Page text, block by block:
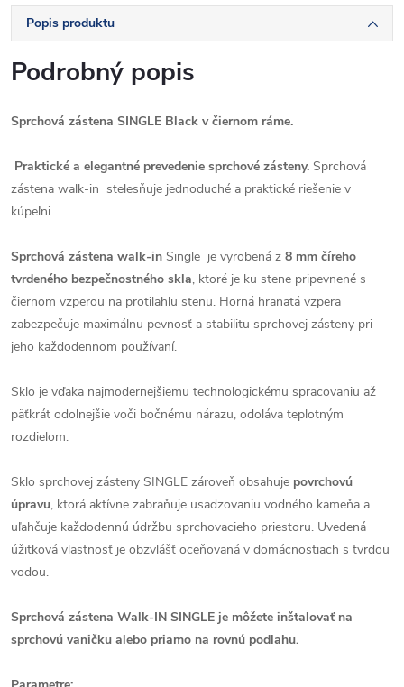
Popis produktu
Podrobný popis
Sprchová zástena SINGLE Black v čiernom ráme.
Praktické a elegantné prevedenie sprchové zásteny. Sprchová
zástena walk-in stelesňuje jednoduché a praktické riešenie v
kúpeľni.
Sprchová zástena walk-in Single je vyrobená z 8 mm číreho
tvrdeného bezpečnostného skla, ktoré je ku stene pripevnené s
čiernom vzperou na protilahlu stenu. Horná hranatá vzpera
zabezpečuje maximálnu pevnosť a stabilitu sprchovej zásteny pri
jeho každodennom používaní.
Sklo je vďaka najmodernejšiemu technologickému spracovaniu až
päťkrát odolnejšie voči bočnému nárazu, odoláva teplotným
rozdielom.
Sklo sprchovej zásteny SINGLE zároveň obsahuje povrchovú
úpravu, ktorá aktívne zabraňuje usadzovaniu vodného kameňa a
uľahčuje každodennú údržbu sprchovacieho priestoru. Uvedená
úžitková vlastnosť je obzvlášť oceňovaná v domácnostiach s tvrdou
vodou.
Sprchová zástena Walk-IN SINGLE je môžete inštalovať na
sprchovú vaničku alebo priamo na rovnú podlahu.